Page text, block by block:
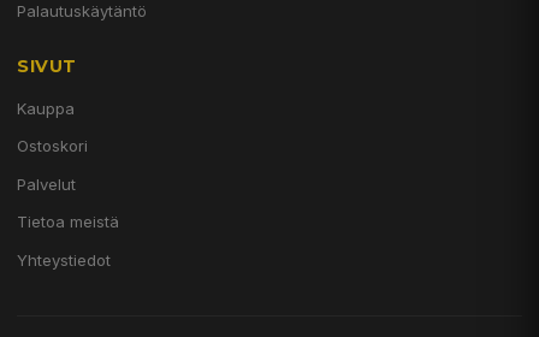
Palautuskäytäntö
SIVUT
Kauppa
Ostoskori
Palvelut
Tietoa meistä
Yhteystiedot